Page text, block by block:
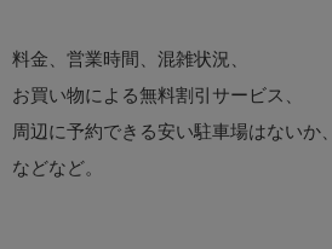
料金、営業時間、混雑状況、
お買い物による無料割引サービス、
周辺に予約できる安い駐車場はないか、
などなど。